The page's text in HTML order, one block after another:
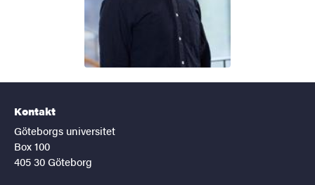
Kontakt
Göteborgs universitet
Box 100
405 30 Göteborg